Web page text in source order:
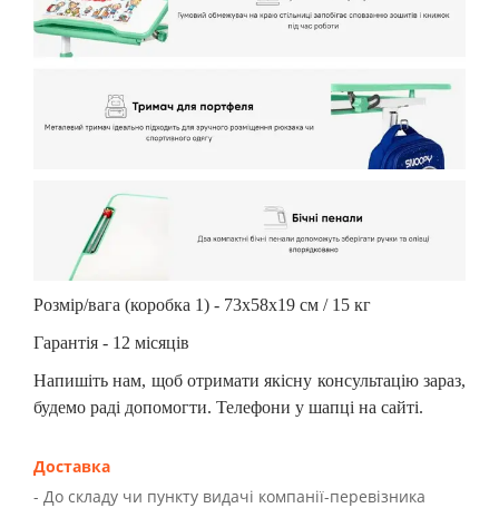
Розмір/вага (коробка 1) - 73х58х19 см / 15 кг
Гарантія - 12 місяців
Напишіть нам, щоб отримати якісну консультацію зараз,
будемо раді допомогти. Телефони у шапці на сайті.
Доставка
- До складу чи пункту видачі компанії-перевізника